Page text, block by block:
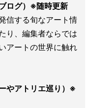
ログ）※随時更新
信する旬なアート情
り、編集者ならでは
アートの世界に触れ
やアトリエ巡り）※